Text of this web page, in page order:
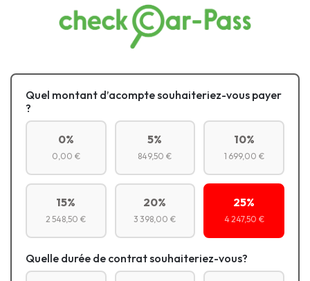
Quel montant d’acompte souhaiteriez-vous payer
?
0%
0,00 €
5%
849,50 €
10%
1 699,00 €
15%
2 548,50 €
20%
3 398,00 €
25%
4 247,50 €
Quelle durée de contrat souhaiteriez-vous?